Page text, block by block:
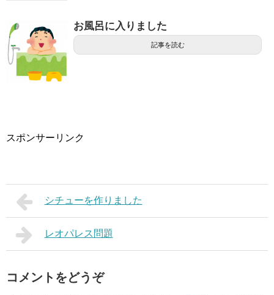
お風呂に入りました
記事を読む
スポンサーリンク
シチューを作りました
レオパレス問題
コメントをどうぞ